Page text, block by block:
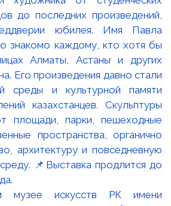
музее искусств РК имени